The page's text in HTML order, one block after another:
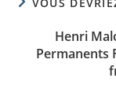
Henri
Permanents